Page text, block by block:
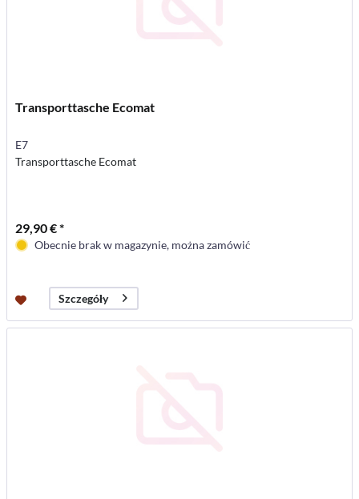
Transporttasche Ecomat
E7
Transporttasche Ecomat
29,90 € *
Obecnie brak w magazynie, można zamówić
Szczegóły